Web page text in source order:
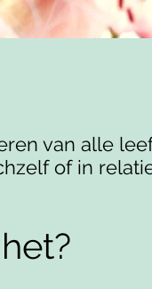
van alle
of in